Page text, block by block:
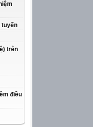
tuyến
trên
điều